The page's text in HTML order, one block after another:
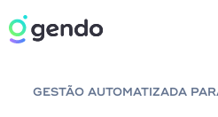
GESTÃO AUTOMATIZADA